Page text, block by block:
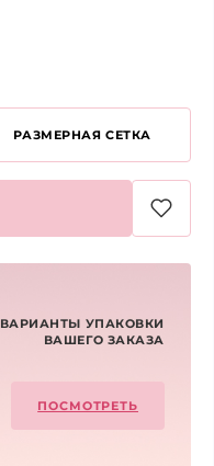
РАЗМЕРНАЯ СЕТКА
ВАРИАНТЫ УПАКОВКИ
ВАШЕГО ЗАКАЗА
ПОСМОТРЕТЬ